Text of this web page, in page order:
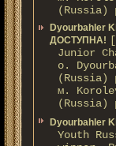
(Russia)
Dyourbahler
ДОСТУПНА!
Junior
о.
(Russia)
м.
(Russia)
Dyourbahler
Youth